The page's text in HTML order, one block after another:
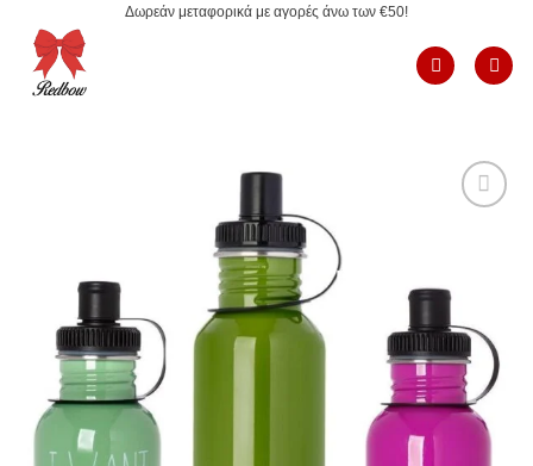
περιεχόμενο
Δωρεάν μεταφορικά με αγορές άνω των €50!